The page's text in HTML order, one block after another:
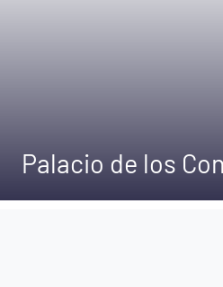
Palacio de los